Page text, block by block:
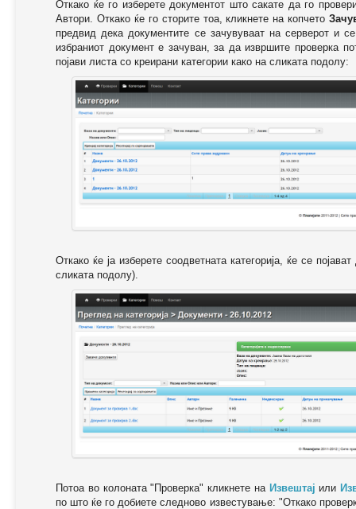
Откако ќе го изберете документот што сакате да го
Автори. Откако ќе го сторите тоа, кликнете на копчето
предвид дека документите се зачувуваат на серверот и
избраниот документ е зачуван, за да извршите проверка
појави листа со креирани категории како на сликата подолу:
Откако ќе ја изберете соодветната категорија, ќе се
сликата подолу).
Потоа во колоната "Проверка" кликнете на Извештај или
по што ќе го добиете следново известување: "Oткако